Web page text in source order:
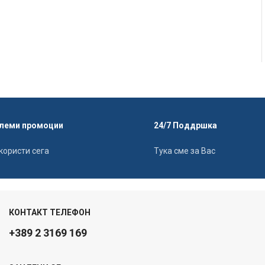
промоции
сега
24/7 Поддршка
Тука сме за Вас
КОНТАКТ ТЕЛЕФОН
+389 2 3169 169